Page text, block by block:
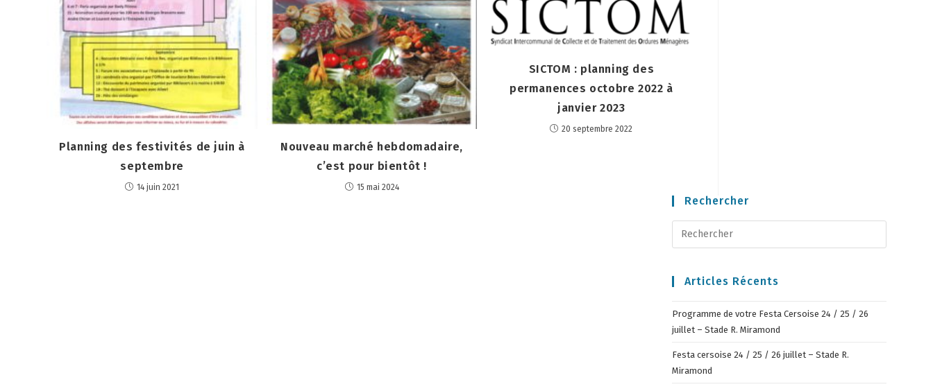
Planning des festivités de juin à
septembre
14 juin 2021
Nouveau marché hebdomadaire,
c’est pour bientôt !
15 mai 2024
SICTOM : planning des
permanences octobre 2022 à
janvier 2023
20 septembre 2022
Rechercher
Articles Récents
Programme de votre Festa Cersoise 24 / 25 / 26
juillet – Stade R. Miramond
Festa cersoise 24 / 25 / 26 juillet – Stade R.
Miramond